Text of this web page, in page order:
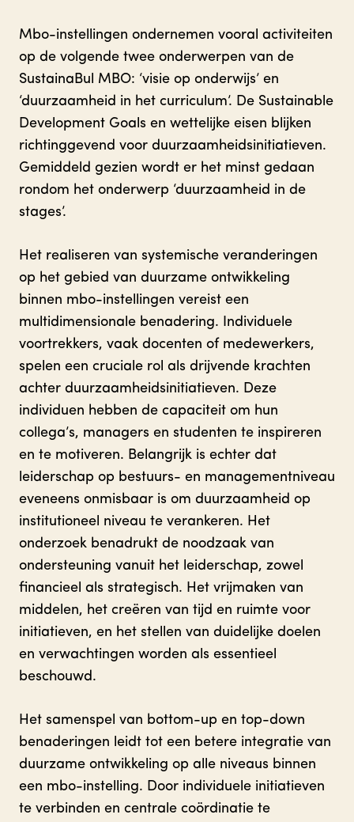
Mbo-instellingen ondernemen vooral activiteiten
op de volgende twee onderwerpen van de
SustainaBul MBO: ‘visie op onderwijs’ en
‘duurzaamheid in het curriculum’. De Sustainable
Development Goals en wettelijke eisen blijken
richtinggevend voor duurzaamheidsinitiatieven.
Gemiddeld gezien wordt er het minst gedaan
rondom het onderwerp ‘duurzaamheid in de
stages’.
Het realiseren van systemische veranderingen
op het gebied van duurzame ontwikkeling
binnen mbo-instellingen vereist een
multidimensionale benadering. Individuele
voortrekkers, vaak docenten of medewerkers,
spelen een cruciale rol als drijvende krachten
achter duurzaamheidsinitiatieven. Deze
individuen hebben de capaciteit om hun
collega’s, managers en studenten te inspireren
en te motiveren. Belangrijk is echter dat
leiderschap op bestuurs- en managementniveau
eveneens onmisbaar is om duurzaamheid op
institutioneel niveau te verankeren. Het
onderzoek benadrukt de noodzaak van
ondersteuning vanuit het leiderschap, zowel
financieel als strategisch. Het vrijmaken van
middelen, het creëren van tijd en ruimte voor
initiatieven, en het stellen van duidelijke doelen
en verwachtingen worden als essentieel
beschouwd.
Het samenspel van bottom-up en top-down
benaderingen leidt tot een betere integratie van
duurzame ontwikkeling op alle niveaus binnen
een mbo-instelling. Door individuele initiatieven
te verbinden en centrale coördinatie te